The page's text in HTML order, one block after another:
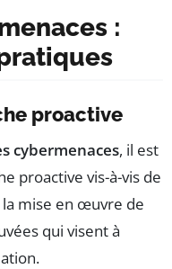
:
proactive
cybermenaces, il est
proactive vis-à-vis de
la mise en œuvre de
qui visent à